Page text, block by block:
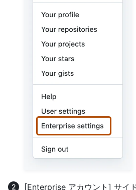
[Enterprise アカウント] サイド